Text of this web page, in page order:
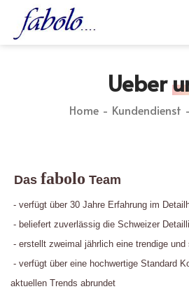
Ueber
Home Kundendienst
Das fabolo Team
- verfügt über 30 Jahre Erfahrung im
- beliefert zuverlässig die Schweizer
- erstellt zweimal jährlich eine trendige
- verfügt über eine hochwertige Standard
aktuellen Trends abrundet